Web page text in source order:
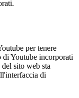
per tenere
di Youtube incorporati
sito web sta
di